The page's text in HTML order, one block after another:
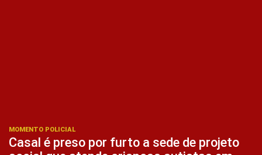
MOMENTO POLICIAL
Casal é preso por furto a sede de projeto